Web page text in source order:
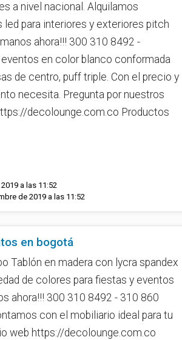
a nivel nacional. Alquilamos
led para interiores y exteriores pitch
ahora!!! 300 310 8492 -
en color blanco conformada
de centro, puff triple. Con el precio y
necesita. Pregunta por nuestros
decolounge.com.co Productos
a las 11:52
de 2019 a las 11:52
en bogotá
Tablón en madera con lycra spandex
de colores para fiestas y eventos
ahora!!! 300 310 8492 - 310 860
con el mobiliario ideal para tu
web https://decolounge.com.co